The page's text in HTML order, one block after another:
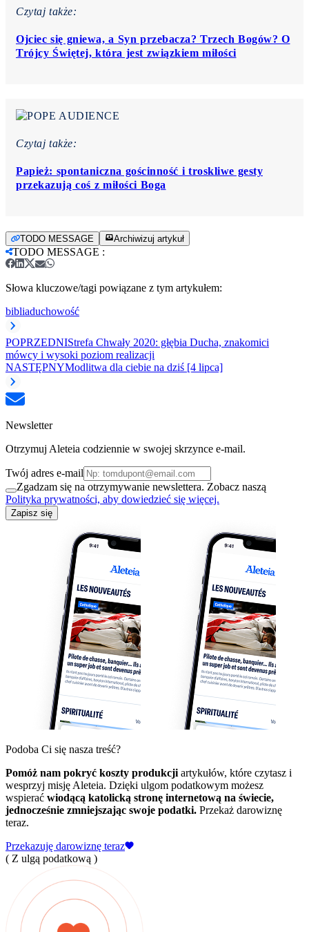
Czytaj także:
Ojciec się gniewa, a Syn przebacza? Trzech Bogów? O
Trójcy Świętej, która jest związkiem miłości
Czytaj także:
Papież: spontaniczna gościnność i troskliwe gesty
przekazują coś z miłości Boga
TODO MESSAGE Archiwizuj artykuł
TODO MESSAGE :
Słowa kluczowe/tagi powiązane z tym artykułem:
bibliaduchowość
POPRZEDNIStrefa Chwały 2020: głębia Ducha, znakomici
mówcy i wysoki poziom realizacji
NASTĘPNYModlitwa dla ciebie na dziś [4 lipca]
Newsletter
Otrzymuj Aleteia codziennie w swojej skrzynce e-mail.
Twój adres e-mail
Zgadzam się na otrzymywanie newslettera. Zobacz naszą
Polityka prywatności, aby dowiedzieć się więcej.
Zapisz się
Podoba Ci się nasza treść?
Pomóż nam pokryć koszty produkcji artykułów, które czytasz i
wesprzyj misję Aleteia. Dzięki ulgom podatkowym możesz
wspierać wiodącą katolicką stronę internetową na świecie,
jednocześnie zmniejszając swoje podatki. Przekaż darowiznę
teraz.
Przekazuję darowiznę teraz
( Z ulgą podatkową )